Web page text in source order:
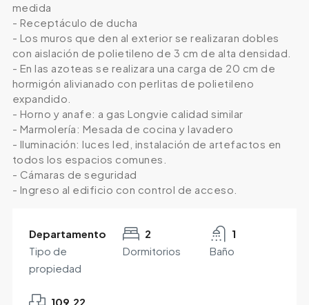
medida
- Receptáculo de ducha
- Los muros que den al exterior se realizaran dobles
con aislación de polietileno de 3 cm de alta densidad.
- En las azoteas se realizara una carga de 20 cm de
hormigón alivianado con perlitas de polietileno
expandido.
- Horno y anafe: a gas Longvie calidad similar
- Marmolería: Mesada de cocina y lavadero
- Iluminación: luces led, instalación de artefactos en
todos los espacios comunes.
- Cámaras de seguridad
- Ingreso al edificio con control de acceso.
Departamento
Tipo de
propiedad
2
Dormitorios
1
Baño
109.22